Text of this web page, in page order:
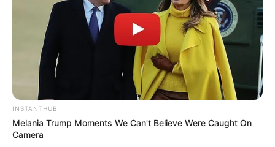
INSTANTHUB
Melania Trump Moments We Can't Believe Were Caught On
Camera